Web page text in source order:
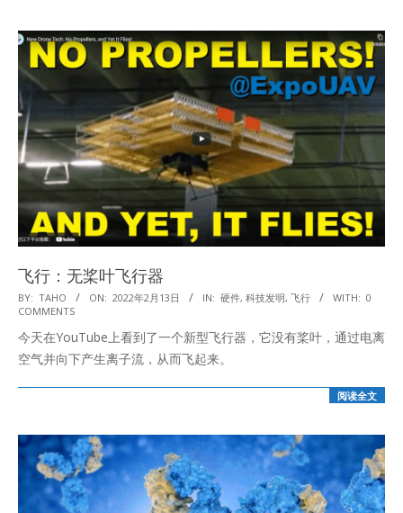
飞行：无桨叶飞行器
2022-
02-
13
BY: TAHO ON: 2022年2月13日 IN: 硬件, 科技发明, 飞行 WITH: 0
COMMENTS
今天在YouTube上看到了一个新型飞行器，它没有桨叶，通过电离
空气并向下产生离子流，从而飞起来。
阅读全文